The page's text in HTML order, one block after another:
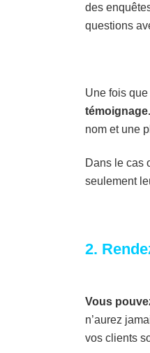
des
questions
Une fois
témoignage.
nom et une
Dans le cas
seulement
2.
Vous
n’aurez
vos clients